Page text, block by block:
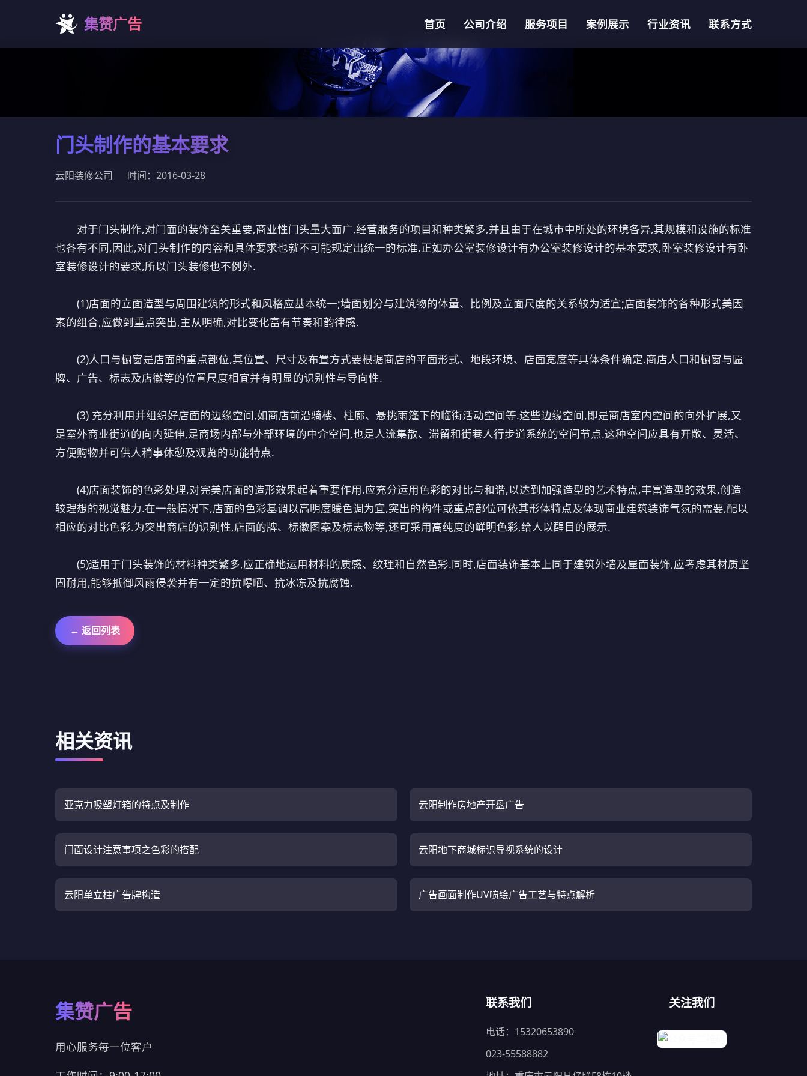
集赞广告 首页 公司介绍 服务项目 案例展示 行业资讯 联系方式
门头制作的基本要求
云阳装修公司 时间：2016-03-28
对于门头制作,对门面的装饰至关重要,商业性门头量大面广,经营服务的项目和种类繁多,并且由于在城市中所处的环境各异,其规模和设施的标准
也各有不同,因此,对门头制作的内容和具体要求也就不可能规定出统一的标准.正如办公室装修设计有办公室装修设计的基本要求,卧室装修设计有卧
室装修设计的要求,所以门头装修也不例外.
(1)店面的立面造型与周围建筑的形式和风格应基本统一;墙面划分与建筑物的体量、比例及立面尺度的关系较为适宜;店面装饰的各种形式美因
素的组合,应做到重点突出,主从明确,对比变化富有节奏和韵律感.
(2)人口与橱窗是店面的重点部位,其位置、尺寸及布置方式要根据商店的平面形式、地段环境、店面宽度等具体条件确定.商店人口和橱窗与匾
牌、广告、标志及店徽等的位置尺度相宜并有明显的识别性与导向性.
(3) 充分利用并组织好店面的边缘空间,如商店前沿骑楼、柱廊、悬挑雨篷下的临街活动空间等.这些边缘空间,即是商店室内空间的向外扩展,又
是室外商业街道的向内延伸,是商场内部与外部环境的中介空间,也是人流集散、滞留和街巷人行步道系统的空间节点.这种空间应具有开敞、灵活、
方便购物并可供人稍事休憩及观览的功能特点.
(4)店面装饰的色彩处理,对完美店面的造形效果起着重要作用.应充分运用色彩的对比与和谐,以达到加强造型的艺术特点,丰富造型的效果,创造
较理想的视觉魅力.在一般情况下,店面的色彩基调以高明度暖色调为宜,突出的构件或重点部位可依其形体特点及体现商业建筑装饰气氛的需要,配以
相应的对比色彩.为突出商店的识别性,店面的牌、标徽图案及标志物等,还可采用高纯度的鲜明色彩,给人以醒目的展示.
(5)适用于门头装饰的材料种类繁多,应正确地运用材料的质感、纹理和自然色彩.同时,店面装饰基本上同于建筑外墙及屋面装饰,应考虑其材质坚
固耐用,能够抵御风雨侵袭并有一定的抗曝晒、抗冰冻及抗腐蚀.
← 返回列表
相关资讯
亚克力吸塑灯箱的特点及制作 云阳制作房地产开盘广告
门面设计注意事项之色彩的搭配 云阳地下商城标识导视系统的设计
云阳单立柱广告牌构造 广告画面制作UV喷绘广告工艺与特点解析
集赞广告
用心服务每一位客户
联系我们
电话：15320653890
023-55588882
关注我们